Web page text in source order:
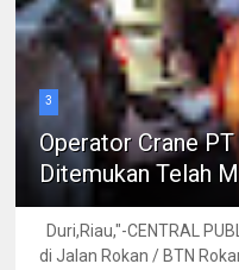
3
Operator Crane
Ditemukan Telah
Duri,Riau,"-CENTRAL
di Jalan Rokan / BTN